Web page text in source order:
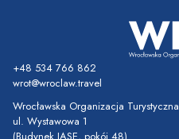
+48 534 766 862
wrot@wroclaw.travel
Wrocławska Organizacja Turystyczna
ul. Wystawowa 1